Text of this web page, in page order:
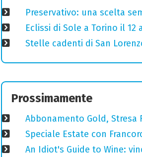
Preservativo: una scelta
Eclissi di Sole a Torino il
Stelle cadenti di San
Prossimamente
Abbonamento Gold, Stresa
Speciale Estate con
An Idiot's Guide to Wine: